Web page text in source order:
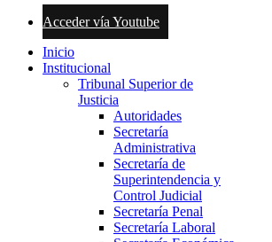
Acceder vía Youtube
Inicio
Institucional
Tribunal Superior de
Justicia
Autoridades
Secretaría
Administrativa
Secretaría de
Superintendencia y
Control Judicial
Secretaría Penal
Secretaría Laboral